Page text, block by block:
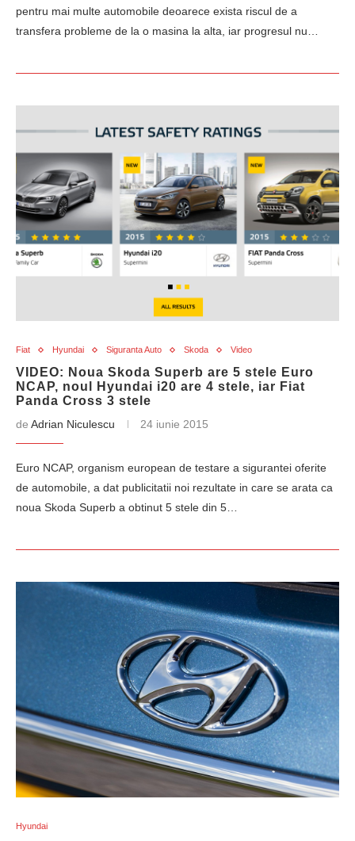
pentru mai multe automobile deoarece exista riscul de a
transfera probleme de la o masina la alta, iar progresul nu…
Fiat Hyundai Siguranta Auto Skoda Video
VIDEO: Noua Skoda Superb are 5 stele Euro
NCAP, noul Hyundai i20 are 4 stele, iar Fiat
Panda Cross 3 stele
de Adrian Niculescu 24 iunie 2015
Euro NCAP, organism european de testare a sigurantei oferite
de automobile, a dat publicitatii noi rezultate in care se arata ca
noua Skoda Superb a obtinut 5 stele din 5…
Hyundai